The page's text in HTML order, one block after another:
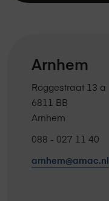
Arnhem
Roggestraat 13 a
6811 BB
Arnhem
088 - 027 11 40
arnhem@amac.nl